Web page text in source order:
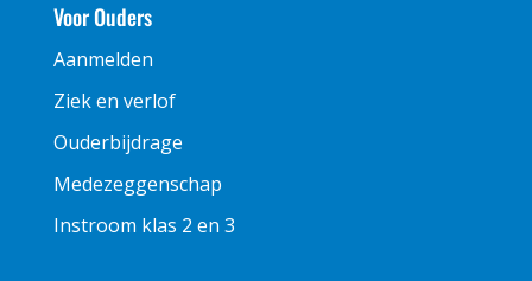
Voor Ouders
Aanmelden
Ziek en verlof
Ouderbijdrage
Medezeggenschap
Instroom klas 2 en 3